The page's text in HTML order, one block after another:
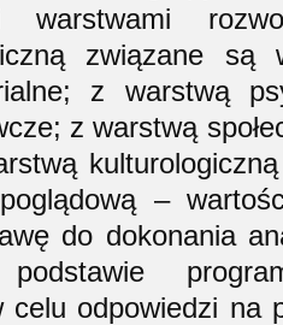
warstwami
związane są
z warstwą
z warstwą
–
do dokonania
podstawie
celu odpowiedzi na